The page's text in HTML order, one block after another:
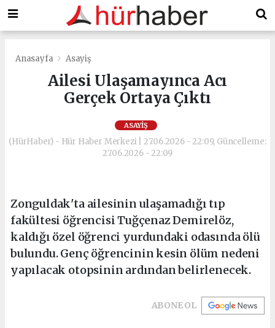
Anasayfa Asayiş
Ailesi Ulaşamayınca Acı
Gerçek Ortaya Çıktı
ASAYIŞ
(HürHaber) - Hür Haber Merkezi | 27.06.2026 - 22:09, Güncelleme:
27.06.2026 - 22:09
Zonguldak'ta ailesinin ulaşamadığı tıp
fakültesi öğrencisi Tuğçenaz Demirelöz,
kaldığı özel öğrenci yurdundaki odasında ölü
bulundu. Genç öğrencinin kesin ölüm nedeni
yapılacak otopsinin ardından belirlenecek.
ABONE OL